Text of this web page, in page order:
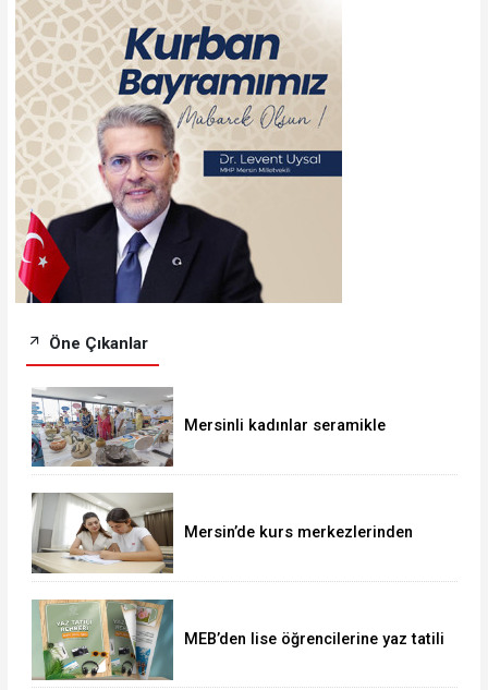
Öne Çıkanlar
Mersinli kadınlar seramikle
Mersin’de kurs merkezlerinden
MEB’den lise öğrencilerine yaz tatili